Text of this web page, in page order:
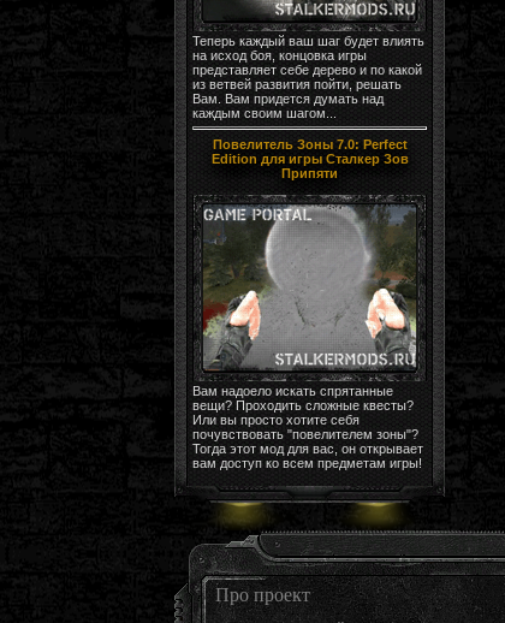
Теперь каждый ваш шаг будет влиять
на исход боя, концовка игры
представляет себе дерево и по какой
из ветвей развития пойти, решать
Вам. Вам придется думать над
каждым своим шагом...
Повелитель Зоны 7.0: Perfect
Edition для игры Сталкер Зов
Припяти
Вам надоело искать спрятанные
вещи? Проходить сложные квесты?
Или вы просто хотите себя
почувствовать "повелителем зоны"?
Тогда этот мод для вас, он открывает
вам доступ ко всем предметам игры!
Про проект